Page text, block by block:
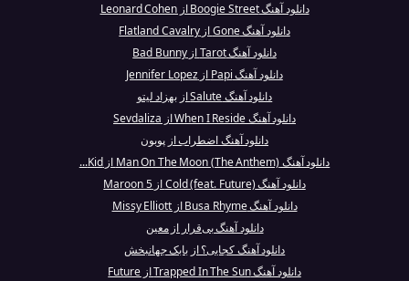
دانلود آهنگ Boogie Street از Leonard Cohen
دانلود آهنگ Gone از Flatland Cavalry
دانلود آهنگ Tarot از Bad Bunny
دانلود آهنگ Papi از Jennifer Lopez
دانلود آهنگ Salute از بهزاد لیتو
دانلود آهنگ When I Reside از Sevdaliza
دانلود آهنگ اضطراب از پوبون
دانلود آهنگ Man On The Moon (The Anthem) از Kid...
دانلود آهنگ Cold (feat. Future) از Maroon 5
دانلود آهنگ Busa Rhyme از Missy Elliott
دانلود آهنگ بی‌قرار از معین
دانلود آهنگ کجایی؟ از بابک جهانبخش
دانلود آهنگ Trapped In The Sun از Future